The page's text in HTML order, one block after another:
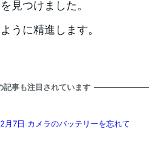
を見つけました。
うに精進します。
記事も注目されています
月7日 カメラのバッテリーを忘れて